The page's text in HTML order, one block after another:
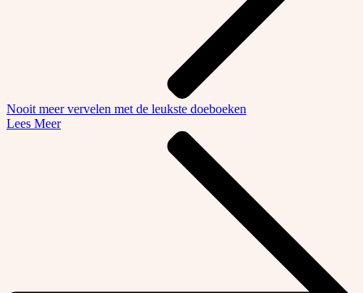
Nooit meer vervelen met de leukste doeboeken
Lees Meer